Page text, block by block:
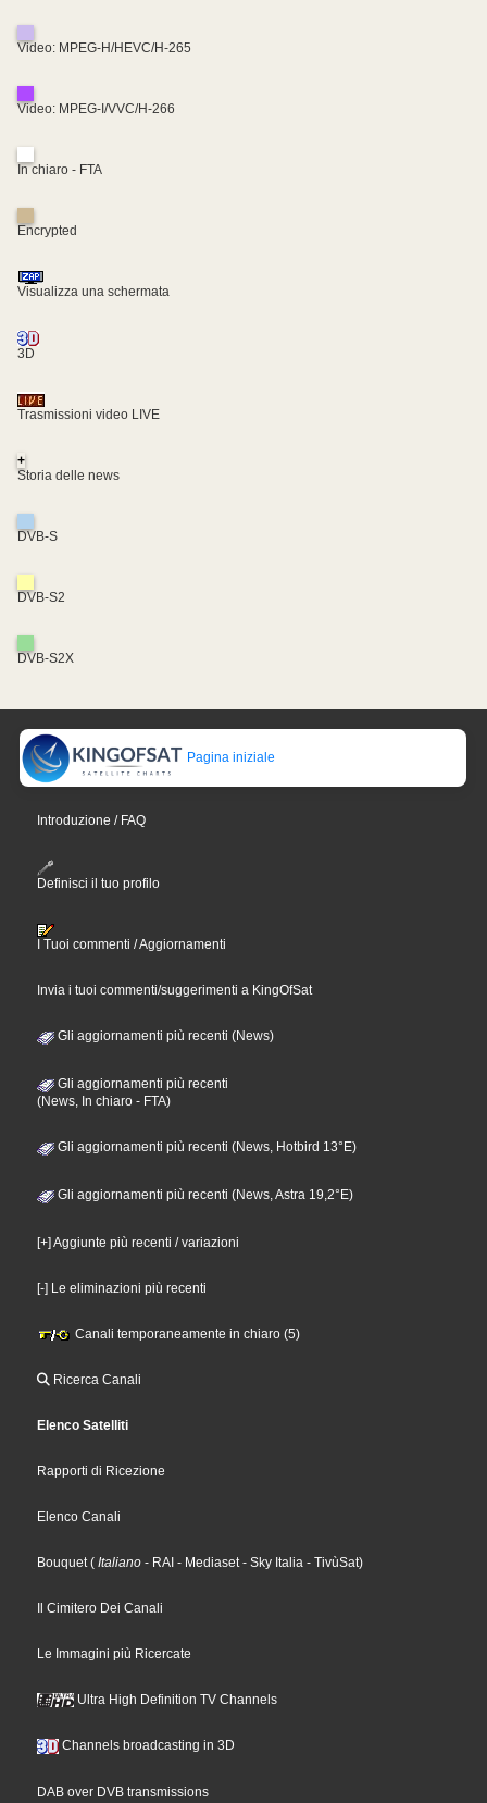
Video: MPEG-H/HEVC/H-265
Video: MPEG-I/VVC/H-266
In chiaro - FTA
Encrypted
Visualizza una schermata
3D
Trasmissioni video LIVE
+
Storia delle news
DVB-S
DVB-S2
DVB-S2X
Pagina iniziale
Introduzione / FAQ
Definisci il tuo profilo
I Tuoi commenti / Aggiornamenti
Invia i tuoi commenti/suggerimenti a KingOfSat
Gli aggiornamenti più recenti (News)
Gli aggiornamenti più recenti
(News, In chiaro - FTA)
Gli aggiornamenti più recenti (News, Hotbird 13°E)
Gli aggiornamenti più recenti (News, Astra 19,2°E)
[+] Aggiunte più recenti / variazioni
[-] Le eliminazioni più recenti
Canali temporaneamente in chiaro (5)
Ricerca Canali
Elenco Satelliti
Rapporti di Ricezione
Elenco Canali
Bouquet ( Italiano - RAI - Mediaset - Sky Italia - TivùSat)
Il Cimitero Dei Canali
Le Immagini più Ricercate
Ultra High Definition TV Channels
Channels broadcasting in 3D
DAB over DVB transmissions